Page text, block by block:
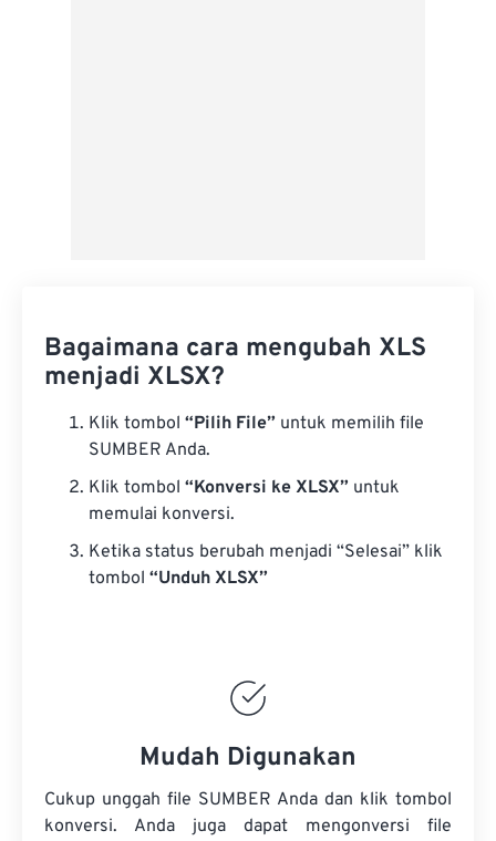
Bagaimana cara mengubah XLS
menjadi XLSX?
Klik tombol “Pilih File” untuk memilih file
SUMBER Anda.
Klik tombol “Konversi ke XLSX” untuk
memulai konversi.
Ketika status berubah menjadi “Selesai” klik
tombol “Unduh XLSX”
Mudah Digunakan
Cukup unggah file SUMBER Anda dan klik tombol
konversi. Anda juga dapat mengonversi file